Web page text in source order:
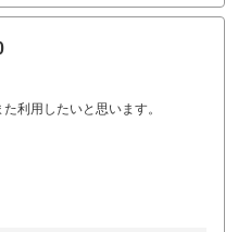
利用したいと思います。